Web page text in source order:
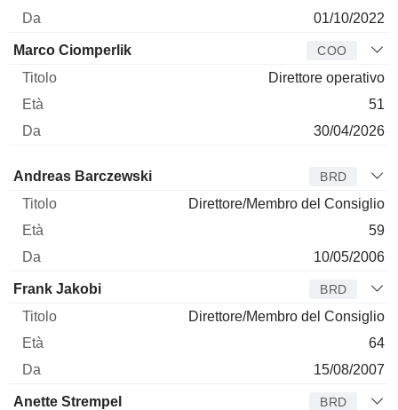
01/10/2022
Marco Ciomperlik COO
Direttore operativo
51
30/04/2026
Amministratore Titolo
Andreas Barczewski BRD
Direttore/Membro del Consiglio
59
10/05/2006
Frank Jakobi BRD
Direttore/Membro del Consiglio
64
15/08/2007
Anette Strempel BRD